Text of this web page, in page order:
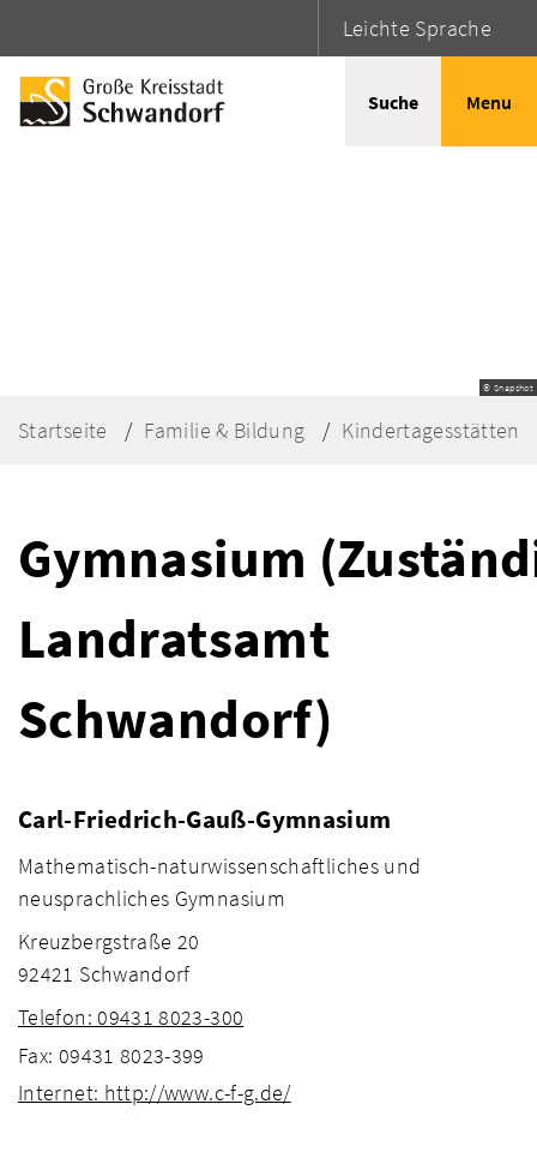
Leichte Sprache
Suche Menu
© Snapshot
Startseite Familie & Bildung Kindertagesstätten
Gymnasium
Landratsamt
Schwandorf)
Carl-Friedrich-Gauß-Gymnasium
Mathematisch-naturwissenschaftliches und
neusprachliches Gymnasium
Kreuzbergstraße 20
92421 Schwandorf
Telefon: 09431 8023-300
Fax: 09431 8023-399
Internet: http://www.c-f-g.de/